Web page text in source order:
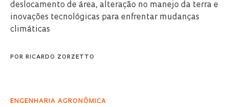
deslocamento de área, alteração no manejo da terra e
inovações tecnológicas para enfrentar mudanças
climáticas
POR RICARDO ZORZETTO
ENGENHARIA AGRONÔMICA